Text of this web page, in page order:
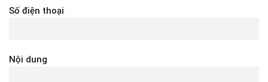
Số điện thoại
Nội dung